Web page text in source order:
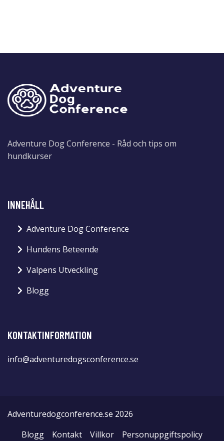
Adventure Dog Conference - Råd och tips om
hundkurser
INNEHÅLL
Adventure Dog Conference
Hundens Beteende
Valpens Utveckling
Blogg
KONTAKTINFORMATION
info@adventuredogsconference.se
Adventuredogconference.se 2026
Blogg
Kontakt Villkor Personuppgiftspolicy